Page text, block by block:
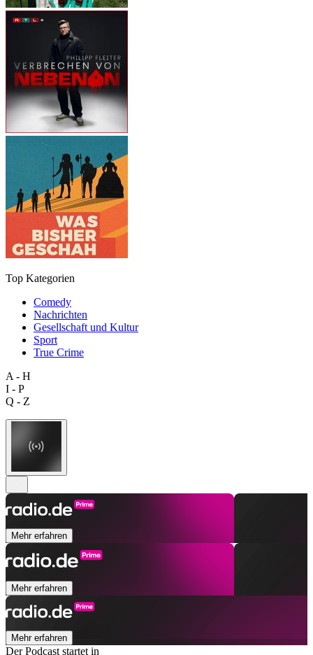
Top Kategorien
Comedy
Nachrichten
Gesellschaft und Kultur
Sport
True Crime
A - H
I - P
Q - Z
Mehr erfahren
Mehr erfahren
Mehr erfahren
Der Podcast startet in